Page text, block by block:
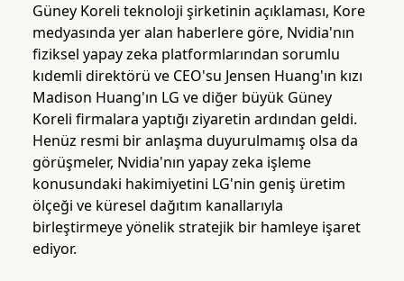
Güney Koreli teknoloji şirketinin açıklaması, Kore
medyasında yer alan haberlere göre, Nvidia'nın
fiziksel yapay zeka platformlarından sorumlu
kıdemli direktörü ve CEO'su Jensen Huang'ın kızı
Madison Huang'ın LG ve diğer büyük Güney
Koreli firmalara yaptığı ziyaretin ardından geldi.
Henüz resmi bir anlaşma duyurulmamış olsa da
görüşmeler, Nvidia'nın yapay zeka işleme
konusundaki hakimiyetini LG'nin geniş üretim
ölçeği ve küresel dağıtım kanallarıyla
birleştirmeye yönelik stratejik bir hamleye işaret
ediyor.